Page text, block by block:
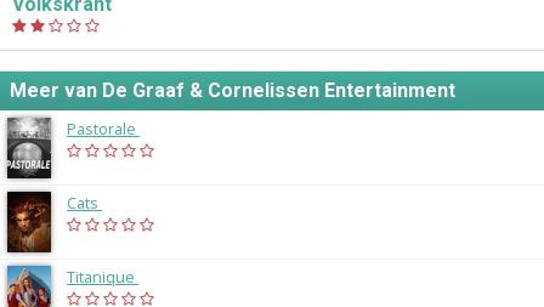
Meer van De Graaf & Cornelissen Entertainment
Pastorale
Cats
Titanique